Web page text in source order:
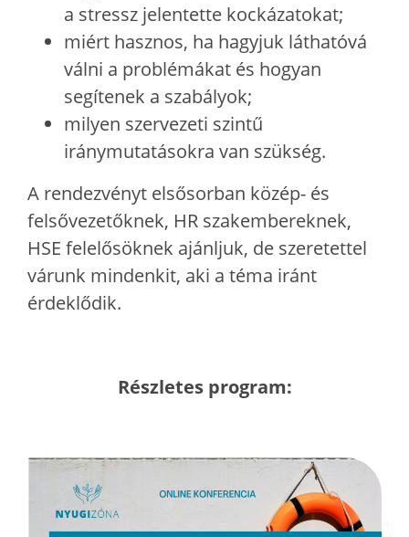
a stressz jelentette kockázatokat;
miért hasznos, ha hagyjuk láthatóvá
válni a problémákat és hogyan
segítenek a szabályok;
milyen szervezeti szintű
iránymutatásokra van szükség.
A rendezvényt elsősorban közép- és
felsővezetőknek, HR szakembereknek,
HSE felelősöknek ajánljuk, de szeretettel
várunk mindenkit, aki a téma iránt
érdeklődik.
Részletes program: